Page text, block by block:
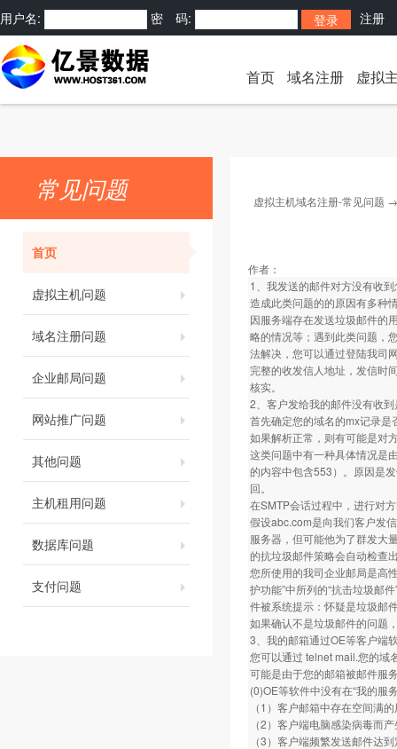
用户名: 密 码: 注册
首页 域名注册 虚拟
常见问题
首页
虚拟主机问题
域名注册问题
企业邮局问题
网站推广问题
其他问题
主机租用问题
数据库问题
支付问题
虚拟主机域名注册-常见问题
作者：
1、我发送的邮件对方没有收
造成此类问题的的原因有多种
因服务端存在发送垃圾邮件的
略的情况等；遇到此类问题，
法解决，您可以通过登陆我司
完整的收发信人地址，发信时
核实。
2、客户发给我的邮件没有收
首先确定您的域名的mx记录
如果解析正常，则有可能是对
这类问题中有一种具体情况是
的内容中包含553）。原因是
回。
在SMTP会话过程中，进行对
假设abc.com是向我们客户发
服务器，但可能他为了群发大
的抗垃圾邮件策略会自动检查
您所使用的我司企业邮局是高
护功能”中所列的“抗击垃圾邮
件被系统提示：怀疑是垃圾邮
如果确认不是垃圾邮件的问题
3、我的邮箱通过OE等客户端
您可以通过 telnet mail.您的域
可能是由于您的邮箱被邮件服
(0)OE等软件中没有在“我的服
（1）客户邮箱中存在空间满
（2）客户端电脑感染病毒而
（3）客户端频繁发送邮件达